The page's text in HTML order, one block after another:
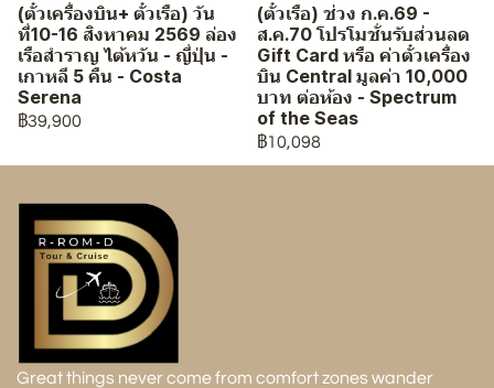
(ตั๋วเครื่องบิน+ ตั๋วเรือ) วัน
ที่10-16 สิงหาคม 2569 ล่อง
เรือสำราญ ไต้หวัน - ญี่ปุ่น -
เกาหลี 5 คืน - Costa
Serena
฿39,900
(ตั๋วเรือ) ช่วง ก.ค.69 -
ส.ค.70 โปรโมชั่นรับส่วนลด
Gift Card หรือ ค่าตั๋วเครื่อง
บิน Central มูลค่า 10,000
บาท ต่อห้อง - Spectrum
of the Seas
฿10,098
Great things never come from comfort zones wander